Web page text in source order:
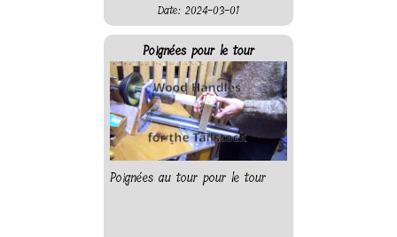
Date: 2024-03-01
Poignées pour le tour
Poignées au tour pour le tour